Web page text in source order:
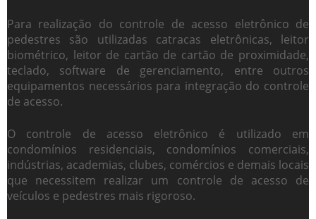
Para realização do controle de acesso eletrônico de
pedestres são utilizadas catracas eletrônicas, leitor
biométrico, leitor de cartão de cartão de proximidade,
teclado, software de gerenciamento, entre outros
equipamentos necessários para integração do controle
de acesso.
O controle de acesso eletrônico é utilizado em
condomínios residenciais, condomínios comerciais,
indústrias, academias, clubes, comércios e demais locais
que necessitem realizar um controle de acesso de
veículos e pedestres mais rigoroso.